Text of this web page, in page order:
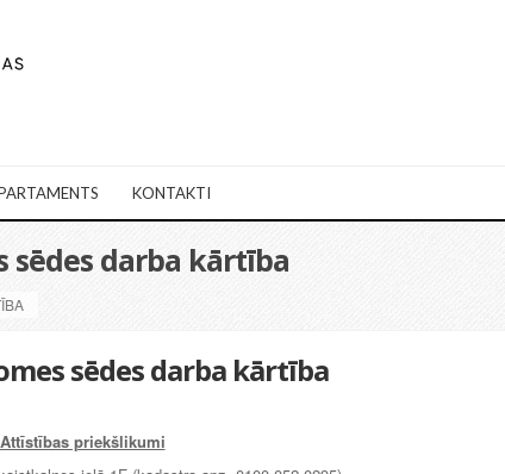
KONTAKTI
sēdes darba kārtība
sēdes darba kārtība
priekšlikumi